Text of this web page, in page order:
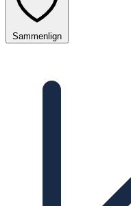
Sammenlign